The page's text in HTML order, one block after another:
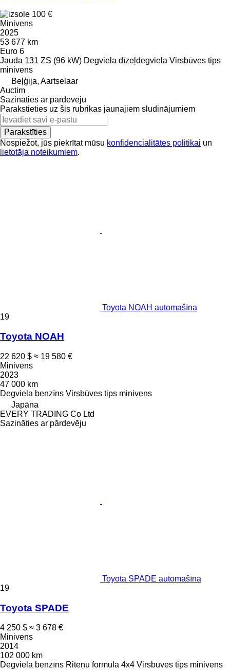
100 €
Minivens
2025
53 677 km
Euro 6
Jauda 131 ZS (96 kW) Degviela dīzeļdegviela Virsbūves tips
minivens
Beļģija, Aartselaar
Auctim
Sazināties ar pārdevēju
Parakstieties uz šis rubrikas jaunajiem sludinājumiem
Parakstīties
Nospiežot, jūs piekrītat mūsu konfidencialitātes politikai un
lietotāja noteikumiem.
Toyota NOAH automašīna
19
Toyota NOAH
22 620 $ ≈ 19 580 €
Minivens
2023
47 000 km
Degviela benzīns Virsbūves tips minivens
Japāna
EVERY TRADING Co Ltd
Sazināties ar pārdevēju
Toyota SPADE automašīna
19
Toyota SPADE
4 250 $ ≈ 3 678 €
Minivens
2014
102 000 km
Degviela benzīns Riteņu formula 4x4 Virsbūves tips minivens